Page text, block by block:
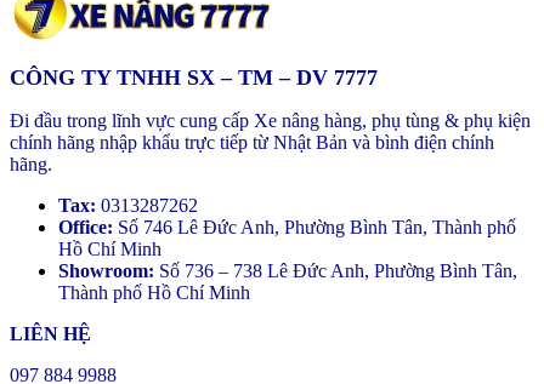
CÔNG TY TNHH SX – TM – DV 7777
Đi đầu trong lĩnh vực cung cấp Xe nâng hàng, phụ tùng & phụ kiện
chính hãng nhập khẩu trực tiếp từ Nhật Bản và bình điện chính
hãng.
Tax: 0313287262
Office: Số 746 Lê Đức Anh, Phường Bình Tân, Thành phố
Hồ Chí Minh
Showroom: Số 736 – 738 Lê Đức Anh, Phường Bình Tân,
Thành phố Hồ Chí Minh
LIÊN HỆ
097 884 9988